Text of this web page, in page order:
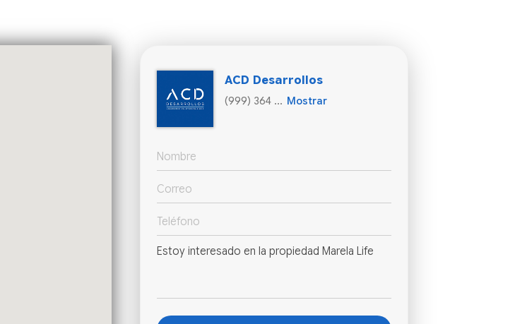
ACD Desarrollos
(999) 364 ... Mostrar